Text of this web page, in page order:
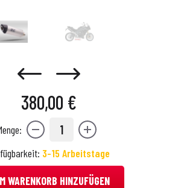
380,00 €
1
3-15 Arbeitstage
WARENKORB HINZUFÜGEN